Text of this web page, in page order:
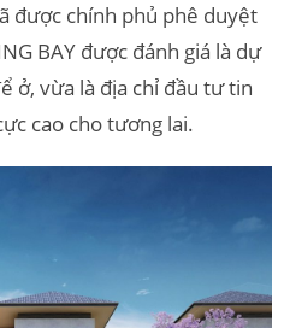
được chính phủ phê duyệt
BAY được đánh giá là dự
ở, vừa là địa chỉ đầu tư tin
cao cho tương lai.